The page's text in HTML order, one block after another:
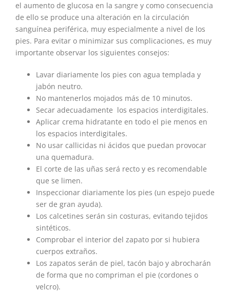
el aumento de glucosa en la sangre y como consecuencia
de ello se produce una alteración en la circulación
sanguínea periférica, muy especialmente a nivel de los
pies. Para evitar o minimizar sus complicaciones, es muy
importante observar los siguientes consejos:
Lavar diariamente los pies con agua templada y
jabón neutro.
No mantenerlos mojados más de 10 minutos.
Secar adecuadamente los espacios interdigitales.
Aplicar crema hidratante en todo el pie menos en
los espacios interdigitales.
No usar callicidas ni ácidos que puedan provocar
una quemadura.
El corte de las uñas será recto y es recomendable
que se limen.
Inspeccionar diariamente los pies (un espejo puede
ser de gran ayuda).
Los calcetines serán sin costuras, evitando tejidos
sintéticos.
Comprobar el interior del zapato por si hubiera
cuerpos extraños.
Los zapatos serán de piel, tacón bajo y abrocharán
de forma que no compriman el pie (cordones o
velcro).